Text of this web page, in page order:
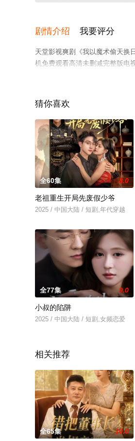
剧情介绍 我要评分
天堂影视爽剧《我以魔术偷天换
机免费观看高清未删减完整版电
猜你喜欢
全60集 8.0
老祖重生开局先废假少爷
2025 / 中国大陆 / 短剧,年代穿越
全77集 9.0
小叔的陷阱
2025 / 中国大陆 / 短剧,女频恋爱
相关推荐
全65集 10.0